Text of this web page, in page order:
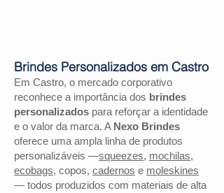
Em Castro, o mercado corporativo
reconhece a importância dos brindes
personalizados para reforçar a identidade
e o valor da marca. A Nexo Brindes
oferece uma ampla linha de produtos
personalizáveis —squeezes, mochilas,
ecobags, copos, cadernos e moleskines
— todos produzidos com materiais de alta
Brindes Personalizados em Castro